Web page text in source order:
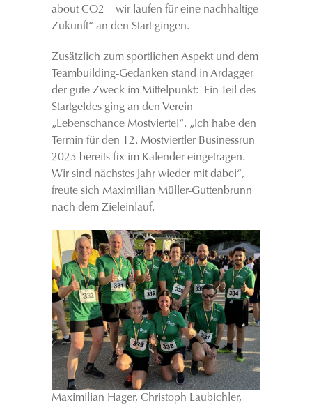
about CO2 – wir laufen für eine nach­­haltige
Zukunft“ an den Start gingen.
Zusätzlich zum sportlichen Aspekt und dem
Teambuilding-Gedanken stand in Ardagger
der gute Zweck im Mittelpunkt: Ein Teil des
Startgeldes ging an den Verein
„Lebenschance Mostviertel“. „Ich habe den
Termin für den 12. Mostviertler Businessrun
2025 bereits fix im Kalender eingetragen.
Wir sind nächstes Jahr wieder mit dabei“,
freute sich Maximilian Müller-Guttenbrunn
nach dem Zieleinlauf.
Maximilian Hager, Christoph Laubichler,